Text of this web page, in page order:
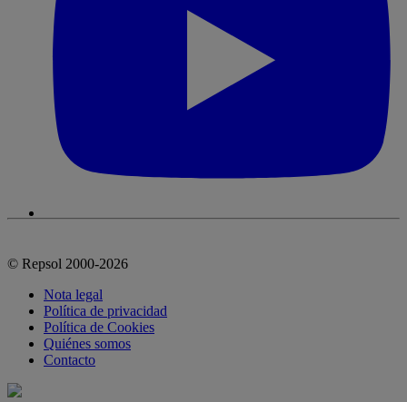
© Repsol 2000-2026
Nota legal
Política de privacidad
Política de Cookies
Quiénes somos
Contacto